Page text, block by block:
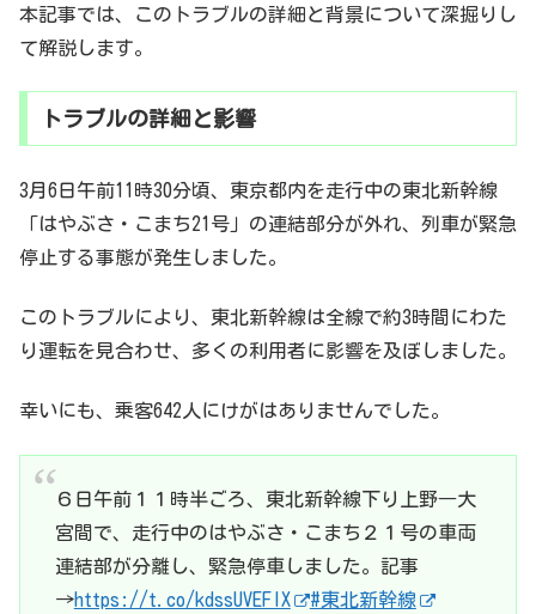
本記事では、このトラブルの詳細と背景について深掘りし
て解説します。
トラブルの詳細と影響
3月6日午前11時30分頃、東京都内を走行中の東北新幹線
「はやぶさ・こまち21号」の連結部分が外れ、列車が緊急
停止する事態が発生しました。
このトラブルにより、東北新幹線は全線で約3時間にわた
り運転を見合わせ、多くの利用者に影響を及ぼしました。
幸いにも、乗客642人にけがはありませんでした。
６日午前１１時半ごろ、東北新幹線下り上野―大
宮間で、走行中のはやぶさ・こまち２１号の車両
連結部が分離し、緊急停車しました。記事
→https://t.co/kdssUVEFIX
#東北新幹線